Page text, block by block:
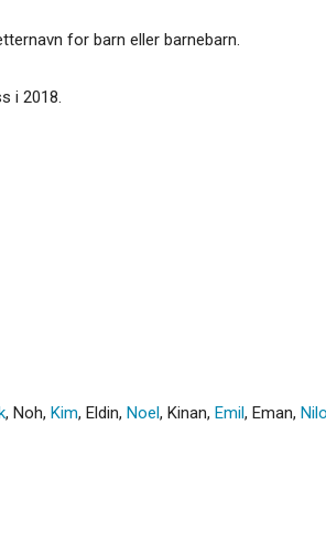
for barn eller barnebarn.
i 2018.
, Noh, Kim, Eldin, Noel, Kinan, Emil, Eman, Nilo